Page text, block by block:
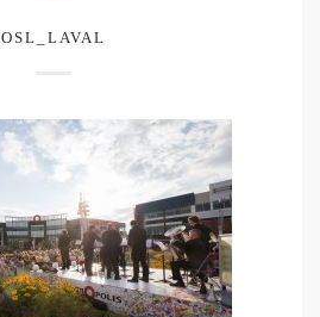
OSL_LAVAL